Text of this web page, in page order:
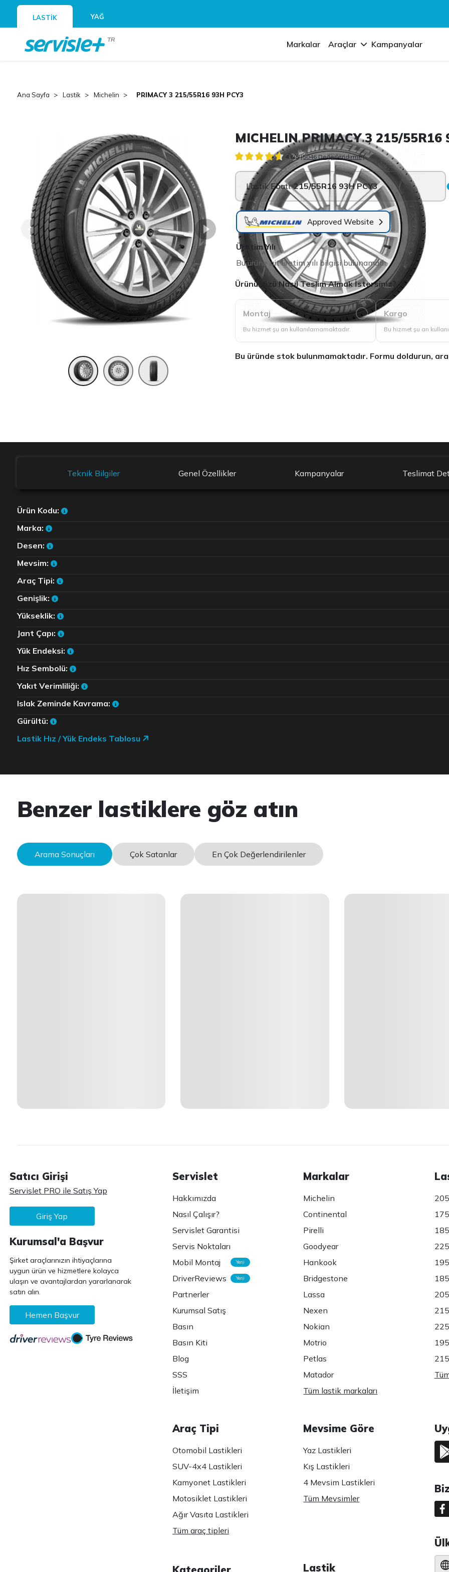
LASTİK YAĞ
TR Markalar Araçlar Kampanyalar
Ana Sayfa Lastik Michelin PRIMACY 3 215/55R16 93H PCY3
MICHELIN PRIMACY 3 215/55R16
4.6/5 (5046 Değerlendirme)
Lastik Ebatı:215/55R16 93H PCY3
Approved Website
Üretim Yılı
Bu ürüne ait üretim yılı bilgisi bulunamadı.
Ürününüzü Nasıl Teslim Almak İstersiniz?
Montaj
Bu hizmet şu an kullanılamamaktadır.
Kargo
Bu hizmet şu an
Bu üründe stok bulunmamaktadır. Formu doldurun,
Teknik Bilgiler Genel Özellikler Kampanyalar Teslimat
Ürün Kodu:
Marka:
Desen:
Mevsim:
Araç Tipi:
Genişlik:
Yükseklik:
Jant Çapı:
Yük Endeksi:
Hız Sembolü:
Yakıt Verimliliği:
Islak Zeminde Kavrama:
Gürültü:
Lastik Hız / Yük Endeks Tablosu
Benzer lastiklere göz atın
Arama Sonuçları Çok Satanlar En Çok Değerlendirilenler
Satıcı Girişi
Servislet PRO ile Satış Yap
Giriş Yap
Kurumsal'a Başvur
Şirket araçlarınızın ihtiyaçlarına
uygun ürün ve hizmetlere kolayca
ulaşın ve avantajlardan yararlanarak
satın alın.
Hemen Başvur
Servislet
Hakkımızda
Nasıl Çalışır?
Servislet Garantisi
Servis Noktaları
Mobil Montaj
Yeni
DriverReviews Yeni
Partnerler
Kurumsal Satış
Basın
Basın Kiti
Blog
SSS
İletişim
Markalar
Michelin
Continental
Pirelli
Goodyear
Hankook
Bridgestone
Lassa
Nexen
Nokian
Motrio
Petlas
Matador
Tüm lastik markaları
Araç Tipi
Otomobil Lastikleri
SUV-4x4 Lastikleri
Kamyonet Lastikleri
Motosiklet Lastikleri
Ağır Vasıta Lastikleri
Tüm araç tipleri
Mevsime Göre
Yaz Lastikleri
Kış Lastikleri
4 Mevsim Lastikleri
Tüm Mevsimler
Lastik